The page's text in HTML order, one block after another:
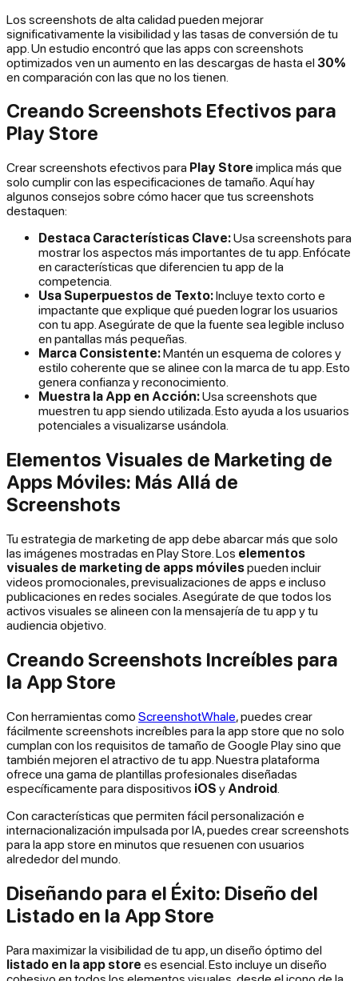
Los screenshots de alta calidad pueden mejorar
significativamente la visibilidad y las tasas de conversión de tu
app. Un estudio encontró que las apps con screenshots
optimizados ven un aumento en las descargas de hasta el30%
en comparación con las que no los tienen.
Creando Screenshots Efectivos para
Play Store
Crear screenshots efectivos para Play Store implica más que
solo cumplir con las especificaciones de tamaño. Aquí hay
algunos consejos sobre cómo hacer que tus screenshots
destaquen:
Destaca Características Clave:Usa screenshots para
mostrar los aspectos más importantes de tu app. Enfócate
en características que diferencien tu app de la
competencia.
Usa Superpuestos de Texto:Incluye texto corto e
impactante que explique qué pueden lograr los usuarios
con tu app. Asegúrate de que la fuente sea legible incluso
en pantallas más pequeñas.
Marca Consistente:Mantén un esquema de colores y
estilo coherente que se alinee con la marca de tu app. Esto
genera confianza y reconocimiento.
Muestra la App en Acción:Usa screenshots que
muestren tu app siendo utilizada. Esto ayuda a los usuarios
potenciales a visualizarse usándola.
Elementos Visuales de Marketing de
Apps Móviles: Más Allá de
Screenshots
Tu estrategia de marketing de app debe abarcar más que solo
las imágenes mostradas en Play Store. Los elementos
visuales de marketing de apps móvilespueden incluir
videos promocionales, previsualizaciones de apps e incluso
publicaciones en redes sociales. Asegúrate de que todos los
activos visuales se alineen con la mensajería de tu app y tu
audiencia objetivo.
Creando Screenshots Increíbles para
la App Store
Con herramientas como ScreenshotWhale, puedes crear
fácilmente screenshots increíbles para la app store que no solo
cumplan con los requisitos de tamaño de Google Play sino que
también mejoren el atractivo de tu app. Nuestra plataforma
ofrece una gama de plantillas profesionales diseñadas
específicamente para dispositivos iOS y Android
Con características que permiten fácil personalización e
internacionalización impulsada por IA, puedes crear screenshots
para la app store en minutos que resuenen con usuarios
alrededor del mundo.
Diseñando para el Éxito: Diseño del
Listado en la App Store
Para maximizar la visibilidad de tu app, un diseño óptimo del
listado en la app store es esencial. Esto incluye un diseño